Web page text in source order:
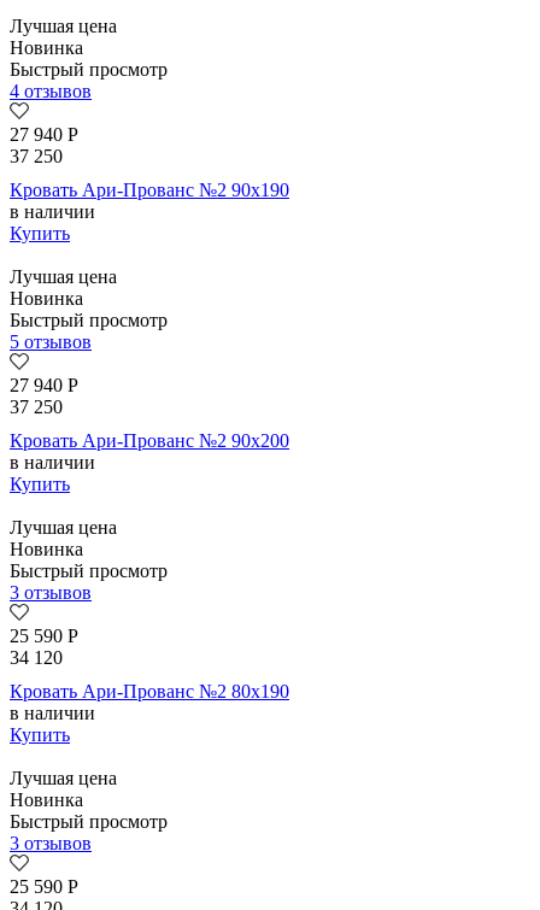
Лучшая цена
Новинка
Быстрый просмотр
4 отзывов
27 940 Р
37 250
Кровать Ари-Прованс №2 90х190
в наличии
Купить
Лучшая цена
Новинка
Быстрый просмотр
5 отзывов
27 940 Р
37 250
Кровать Ари-Прованс №2 90х200
в наличии
Купить
Лучшая цена
Новинка
Быстрый просмотр
3 отзывов
25 590 Р
34 120
Кровать Ари-Прованс №2 80х190
в наличии
Купить
Лучшая цена
Новинка
Быстрый просмотр
3 отзывов
25 590 Р